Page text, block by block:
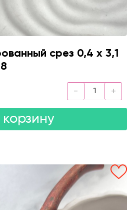
срез 0,4 х 3,1
корзину